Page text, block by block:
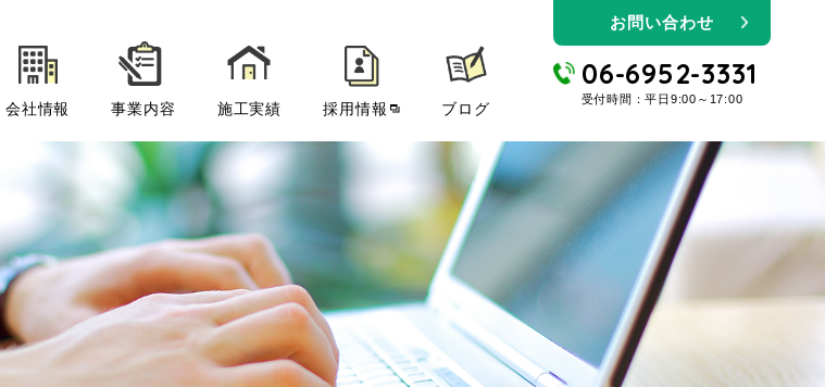
会社情報 事業内容 施工実績 採用情報 ブログ
お問い合わせ
06-6952-3331
受付時間：平日9:00～17:00